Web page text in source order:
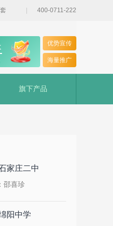
400-0711-222
优势宣传
海量推广
旗下产品
家庄二中
邵喜珍
阳中学